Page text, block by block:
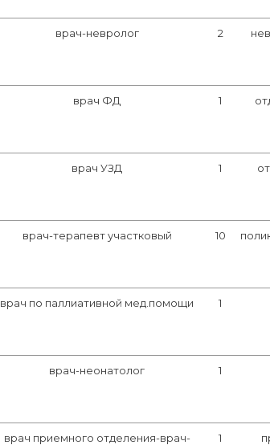
врач-невролог 2
врач ФД 1
врач УЗД 1
врач-терапевт участковый 10
врач по паллиативной мед.помощи 1
врач-неонатолог 1
врач приемного отделения-врач-
1